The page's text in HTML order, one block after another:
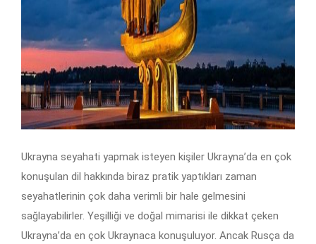
Ukrayna seyahati yapmak isteyen kişiler Ukrayna’da en çok
konuşulan dil hakkında biraz pratik yaptıkları zaman
seyahatlerinin çok daha verimli bir hale gelmesini
sağlayabilirler. Yeşilliği ve doğal mimarisi ile dikkat çeken
Ukrayna’da en çok Ukraynaca konuşuluyor. Ancak Rusça da